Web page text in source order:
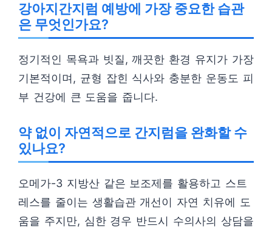
강아지간지럼 예방에 가장 중요한 습관
은 무엇인가요?
정기적인 목욕과 빗질, 깨끗한 환경 유지가 가장
기본적이며, 균형 잡힌 식사와 충분한 운동도 피
부 건강에 큰 도움을 줍니다.
약 없이 자연적으로 간지럼을 완화할 수
있나요?
오메가-3 지방산 같은 보조제를 활용하고 스트
레스를 줄이는 생활습관 개선이 자연 치유에 도
움을 주지만, 심한 경우 반드시 수의사의 상담을